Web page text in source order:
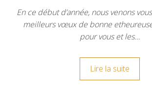
En ce début d’année, nous venons
meilleurs vœux de bonne
pour vous et les…
Lire la suite